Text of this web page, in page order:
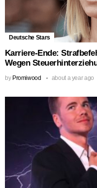
Deutsche Stars
Karriere-Ende:
Wegen
by Promiwood about a year ago